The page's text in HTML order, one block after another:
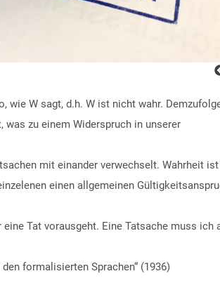
wie W sagt, d.h. W ist nicht wahr.
was zu einem Widerspruch in unserer
mit einander verwechselt. Wahrheit ist
einen allgemeinen
Tat vorausgeht. Eine Tatsache muss ich
formalisierten Sprachen“ (1936)